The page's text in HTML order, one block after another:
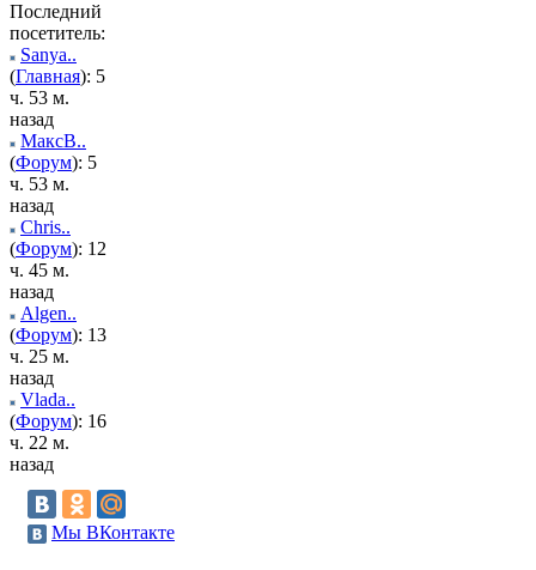
Последний
посетитель:
Sanya..
(Главная): 5
ч. 53 м.
назад
МаксВ..
(Форум): 5
ч. 53 м.
назад
Chris..
(Форум): 12
ч. 45 м.
назад
Algen..
(Форум): 13
ч. 25 м.
назад
Vlada..
(Форум): 16
ч. 22 м.
назад
Мы ВКонтакте